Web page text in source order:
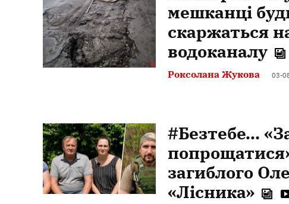
мешканці
скаржаться
водоканалу
Роксолана Жукова 03-
#Безтебе…
загиблого
«Лісника»